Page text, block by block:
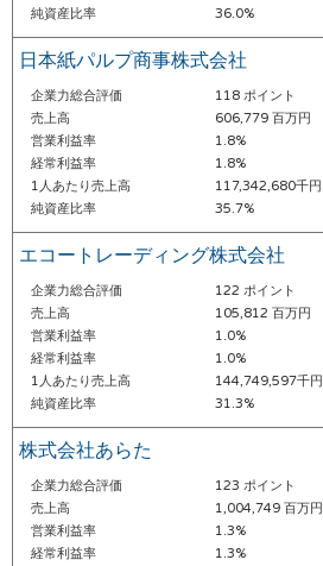
純資産比率
36.0%
日本紙パルプ商事株式会社
企業力総合評価
118 ポイント
売上高
606,779 百万円
営業利益率
1.8%
経常利益率
1.8%
1人あたり売上高
117,342,680千円
純資産比率
35.7%
エコートレーディング株式会社
企業力総合評価
122 ポイント
売上高
105,812 百万円
営業利益率
1.0%
経常利益率
1.0%
1人あたり売上高
144,749,597千円
純資産比率
31.3%
株式会社あらた
企業力総合評価
123 ポイント
売上高
1,004,749 百万円
営業利益率
1.3%
経常利益率
1.3%